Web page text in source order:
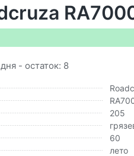
- остаток: 8
205
60
лето